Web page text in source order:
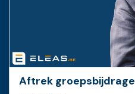
Aftrek groepsbijdrage